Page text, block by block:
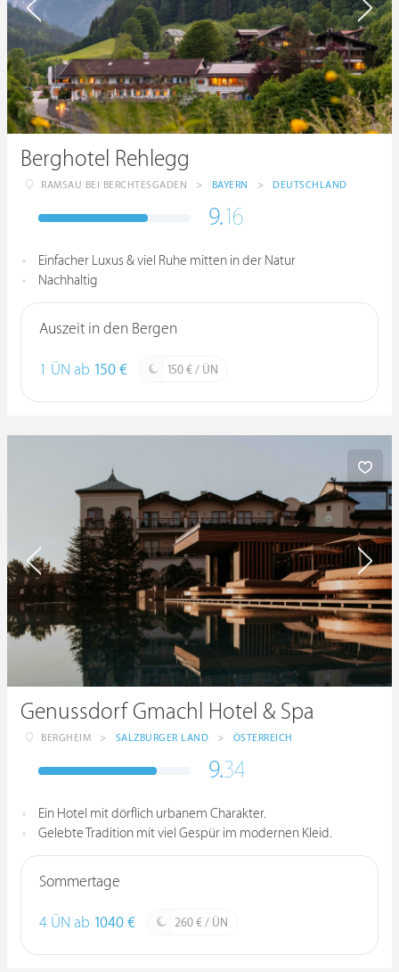
Berghotel Rehlegg
RAMSAU BEI BERCHTESGADEN > BAYERN > DEUTSCHLAND
9.16
Einfacher Luxus & viel Ruhe mitten in der Natur
Nachhaltig
Auszeit in den Bergen
1 ÜN ab 150 € 150 € / ÜN
Genussdorf Gmachl Hotel & Spa
BERGHEIM > SALZBURGER LAND > ÖSTERREICH
9.34
Ein Hotel mit dörflich urbanem Charakter.
Gelebte Tradition mit viel Gespür im modernen Kleid.
Sommertage
4 ÜN ab 1040 € 260 € / ÜN